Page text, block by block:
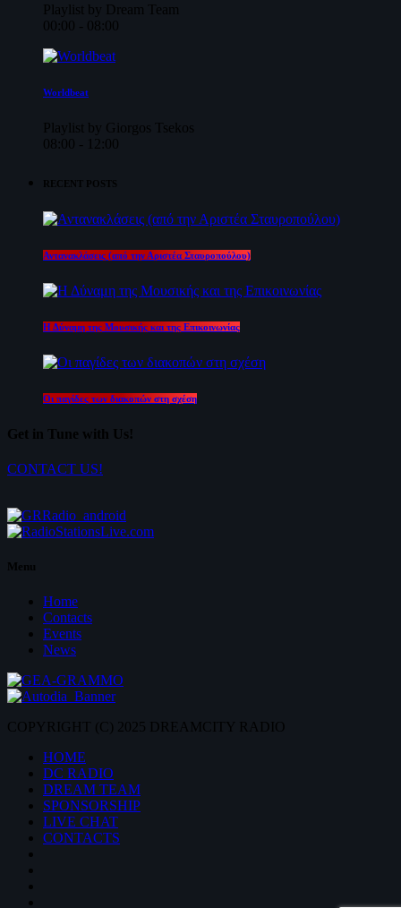
Playlist by Dream Team
00:00 - 08:00
Worldbeat
Playlist by Giorgos Tsekos
08:00 - 12:00
RECENT POSTS
Αντανακλάσεις (από την Αριστέα Σταυροπούλου)
Η Δύναμη της Μουσικής και της Επικοινωνίας
Οι παγίδες των διακοπών στη σχέση
Get in Tune with Us!
CONTACT US!
Menu
Home
Contacts
Events
News
COPYRIGHT (C) 2025 DREAMCITY RADIO
HOME
DC RADIO
DREAM TEAM
SPONSORSHIP
LIVE CHAT
CONTACTS